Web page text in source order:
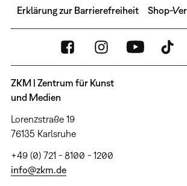
Erklärung zur Barrierefreiheit Shop-
ZKM | Zentrum für Kunst
und Medien
Lorenzstraße 19
76135 Karlsruhe
+49 (0) 721 - 8100 - 1200
info@zkm.de